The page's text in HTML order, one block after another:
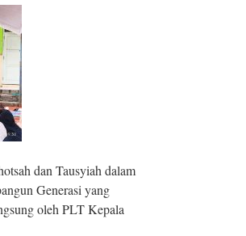
dan Tausyiah dalam
Generasi yang
oleh PLT Kepala